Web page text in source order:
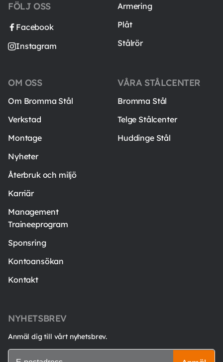
FÖLJ OSS
Facebook
Instagram
Armering
Plåt
Stålrör
VÅRA STÅLCENTER
Bromma Stål
Telge Stålcenter
Huddinge Stål
OM OSS
Om Bromma Stål
Verkstad
Montage
Nyheter
Återbruk och miljö
Karriär
Management
Traineeprogram
Sponsring
Kontoansökan
Kontakt
NYHETSBREV
Anmäl dig till vårt nyhetsbrev.